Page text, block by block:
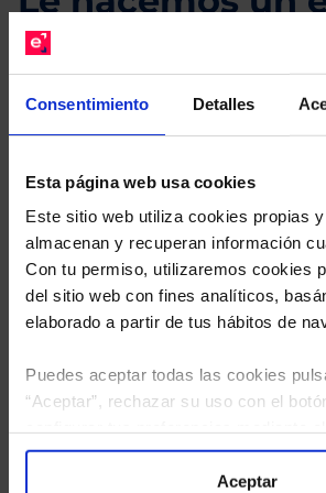
Consentimiento Detalles
Esta página web usa cookies
Este sitio web utiliza cookies propias
almacenan y recuperan información
Con tu permiso, utilizaremos cookies
del sitio web con fines analíticos,
elaborado a partir de tus hábitos de
Puedes aceptar todas las cookies
“Aceptar”, rechazar su uso con el
“Configuración”. Consulta nuestra
para más información.
Aceptar
gratuito de su
Descárguese el archivo
e
Limpias con las que podrá ahorrar